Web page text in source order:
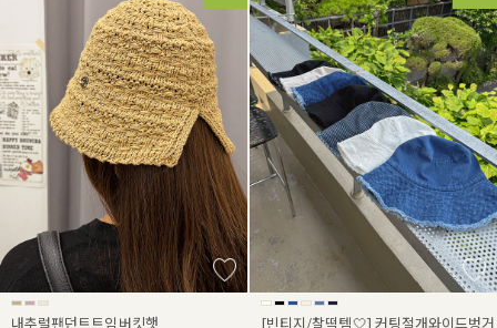
내추럴팬던트트임버킷햇
[빈티지/찰떡템🤍] 커팅절개와이드벙거